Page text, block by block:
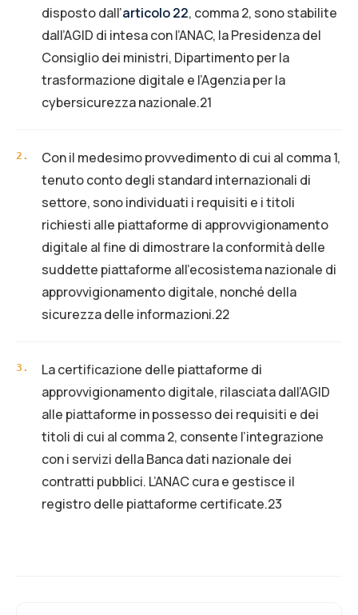
disposto dall’articolo 22, comma 2, sono stabilite
dall’AGID di intesa con l’ANAC, la Presidenza del
Consiglio dei ministri, Dipartimento per la
trasformazione digitale e l’Agenzia per la
cybersicurezza nazionale.21
2 .
Con il medesimo provvedimento di cui al comma 1,
tenuto conto degli standard internazionali di
settore, sono individuati i requisiti e i titoli
richiesti alle piattaforme di approvvigionamento
digitale al fine di dimostrare la conformità delle
suddette piattaforme all’ecosistema nazionale di
approvvigionamento digitale, nonché della
sicurezza delle informazioni.22
3 .
La certificazione delle piattaforme di
approvvigionamento digitale, rilasciata dall’AGID
alle piattaforme in possesso dei requisiti e dei
titoli di cui al comma 2, consente l’integrazione
con i servizi della Banca dati nazionale dei
contratti pubblici. L’ANAC cura e gestisce il
registro delle piattaforme certificate.23